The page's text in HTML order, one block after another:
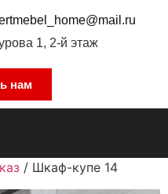
1, 2-й этаж
нам
/ Шкаф-купе 14